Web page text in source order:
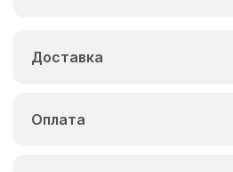
Доставка
Оплата